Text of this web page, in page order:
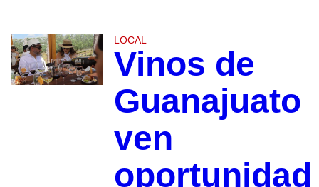
LOCAL
Vinos de
Guanajuato
ven
oportunidad